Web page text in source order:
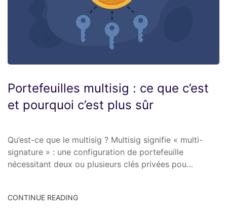
Portefeuilles multisig : ce que c’est
et pourquoi c’est plus sûr
Qu’est-ce que le multisig ? Multisig signifie « multi-
signature » : une configuration de portefeuille
nécessitant deux ou plusieurs clés privées pou…
CONTINUE READING